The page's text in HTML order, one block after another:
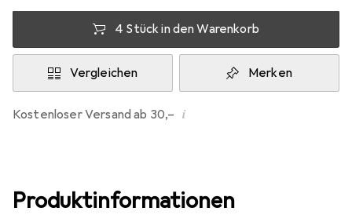
4 Stück in den Warenkorb
Vergleichen Merken
Kostenloser Versand ab 30,– i
Produktinformationen